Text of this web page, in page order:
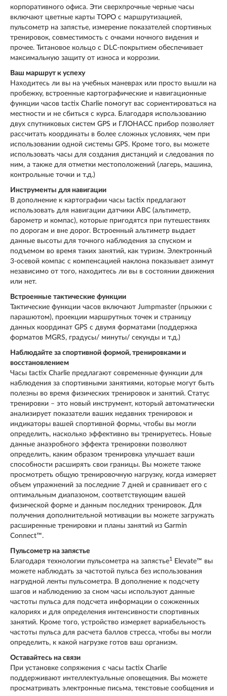
корпоративного офиса. Эти сверхпрочные черные часы
включают цветные карты TOPO с маршрутизацией,
пульсометр на запястье, измерение показателей спортивных
тренировок, совместимость с очками ночного видения и
прочее. Титановое кольцо с DLC-покрытием обеспечивает
максимальную защиту от износа и коррозии.
Ваш маршрут к успеху
Находитесь ли вы на учебных маневрах или просто вышли на
пробежку, встроенные картографические и навигационные
функции часов tactix Charlie помогут вас сориентироваться на
местности и не сбиться с курса. Благодаря использованию
двух спутниковых систем GPS и ГЛОНАСС прибор позволяет
рассчитать координаты в более сложных условиях, чем при
использовании одной системы GPS. Кроме того, вы можете
использовать часы для создания дистанций и следования по
ним, а также для отметки местоположений (лагерь, машина,
контрольные точки и т.д.)
Инструменты для навигации
В дополнение к картографии часы tactix предлагают
использовать для навигации датчики АВС (альтиметр,
барометр и компас), которые пригодятся при путешествиях
по дорогам и вне дорог. Встроенный альтиметр выдает
данные высоты для точного наблюдения за спуском и
подъемом во время таких занятий, как туризм. Электронный
3-осевой компас с компенсацией наклона показывает азимут
независимо от того, находитесь ли вы в состоянии движения
или нет.
Встроенные тактические функции
Тактические функции часов включают Jumpmaster (прыжки с
парашютом), проекции маршрутных точек и страницу
данных координат GPS с двумя форматами (поддержка
форматов MGRS, градусы/ минуты/ секунды и т.д.)
Наблюдайте за спортивной формой, тренировками и
восстановлением
Часы tactix Charlie предлагают современные функции для
наблюдения за спортивными занятиями, которые могут быть
полезны во время физических тренировок и занятий. Статус
тренировки – это новый инструмент, который автоматически
анализирует показатели ваших недавних тренировок и
индикаторы вашей спортивной формы, чтобы вы могли
определить, насколько эффективно вы тренируетесь. Новые
данные анаэробного эффекта тренировки позволяют
определить, каким образом тренировка улучшает ваши
способности расширять свои границы. Вы можете также
просмотреть общую тренировочную нагрузку, когда измеряет
объем упражнений за последние 7 дней и сравнивает его с
оптимальным диапазоном, соответствующим вашей
физической форме и данным последних тренировок. Для
получения дополнительной мотивации вы можете загружать
расширенные тренировки и планы занятий из Garmin
Connect™.
Пульсометр на запястье
Благодаря технологии пульсометра на запястье1 Elevate™ вы
можете наблюдать за частотой пульса без использования
нагрудной ленты пульсометра. В дополнение к подсчету
шагов и наблюдению за сном часы используют данные
частоты пульса для подсчета информации о сожженных
калориях и для определения интенсивности спортивных
занятий. Кроме того, устройство измеряет вариабельность
частоты пульса для расчета баллов стресса, чтобы вы могли
определить, к какой нагрузке готов ваш организм.
Оставайтесь на связи
При установке сопряжения с часы tactix Charlie
поддерживают интеллектуальные оповещения. Вы можете
просматривать электронные письма, текстовые сообщения и